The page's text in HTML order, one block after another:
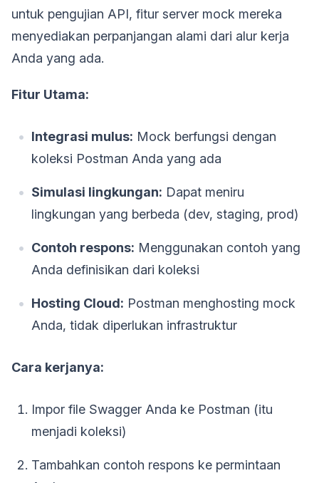
untuk pengujian API, fitur server mock mereka
menyediakan perpanjangan alami dari alur kerja
Anda yang ada.
Fitur Utama:
Integrasi mulus: Mock berfungsi dengan
koleksi Postman Anda yang ada
Simulasi lingkungan: Dapat meniru
lingkungan yang berbeda (dev, staging, prod)
Contoh respons: Menggunakan contoh yang
Anda definisikan dari koleksi
Hosting Cloud: Postman menghosting mock
Anda, tidak diperlukan infrastruktur
Cara kerjanya:
Impor file Swagger Anda ke Postman (itu
menjadi koleksi)
Tambahkan contoh respons ke permintaan